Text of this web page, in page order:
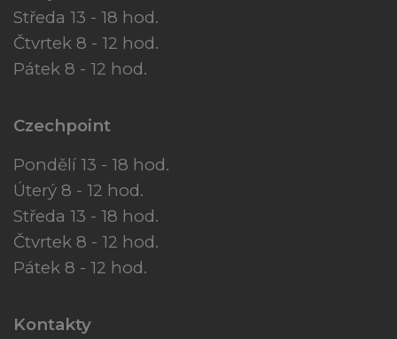
Středa 13 - 18 hod.
Čtvrtek 8 - 12 hod.
Pátek 8 - 12 hod.
Czechpoint
Pondělí 13 - 18 hod.
Úterý 8 - 12 hod.
Středa 13 - 18 hod.
Čtvrtek 8 - 12 hod.
Pátek 8 - 12 hod.
Kontakty